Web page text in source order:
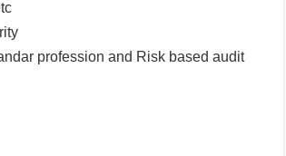
profession and Risk based audit